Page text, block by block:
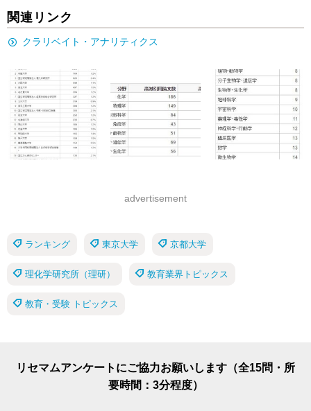
関連リンク
クラリベイト・アナリティクス
advertisement
ランキング 東京大学 京都大学
理化学研究所（理研） 教育業界トピックス
教育・受験 トピックス
リセマムアンケートにご協力お願いします（全15問・所
要時間：3分程度）